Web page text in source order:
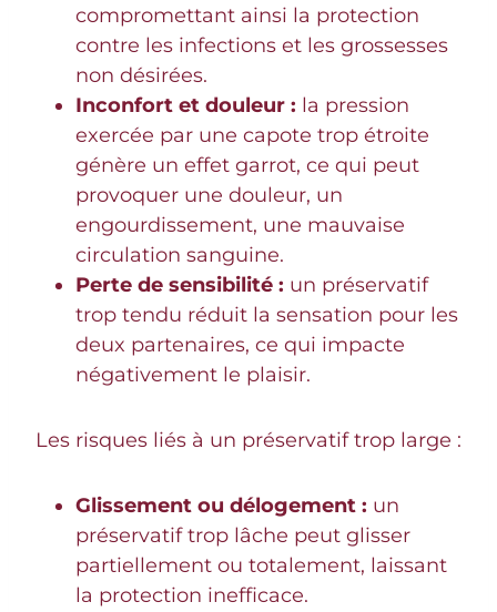
compromettant ainsi la protection
contre les infections et les grossesses
non désirées.
Inconfort et douleur : la pression
exercée par une capote trop étroite
génère un effet garrot, ce qui peut
provoquer une douleur, un
engourdissement, une mauvaise
circulation sanguine.
Perte de sensibilité : un préservatif
trop tendu réduit la sensation pour les
deux partenaires, ce qui impacte
négativement le plaisir.
Les risques liés à un préservatif trop large :
Glissement ou délogement : un
préservatif trop lâche peut glisser
partiellement ou totalement, laissant
la protection inefficace.